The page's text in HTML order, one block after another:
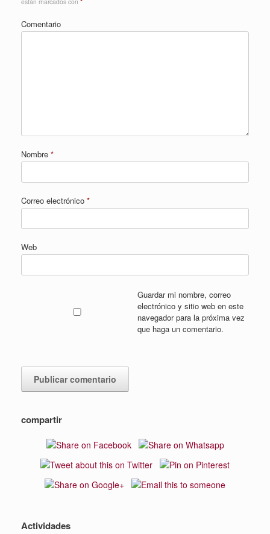
Comentario
Nombre *
Correo electrónico *
Web
Guardar mi nombre, correo
electrónico y sitio web en este
navegador para la próxima vez
que haga un comentario.
compartir
Actividades